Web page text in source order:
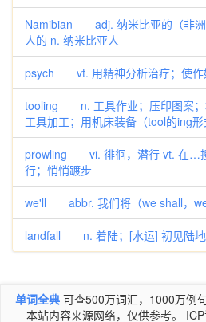
Namibian adj. 纳米比亚的（非洲
人的 n. 纳米比亚人
psych vt. 用精神分析治疗；使作
tooling n. 工具作业；压印图案；
工具加工；用机床装备（tool的ing形
prowling vi. 徘徊，潜行 vt. 在…
行；悄悄踱步
we'll abbr. 我们将（we shall，we
landfall n. 着陆；[水运] 初见陆地
单词全典 可查500万词汇，1000万例
本站内容来源网络，仅供参考。 ICP